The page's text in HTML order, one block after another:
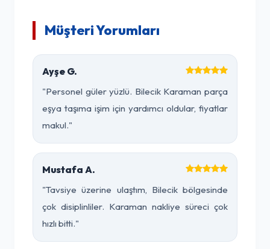
Müşteri Yorumları
Ayşe G.
"Personel güler yüzlü. Bilecik Karaman parça
eşya taşıma işim için yardımcı oldular, fiyatlar
makul."
Mustafa A.
"Tavsiye üzerine ulaştım, Bilecik bölgesinde
çok disiplinliler. Karaman nakliye süreci çok
hızlı bitti."